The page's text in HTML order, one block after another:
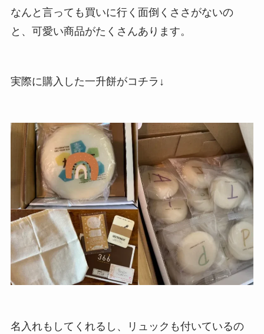
なんと言っても買いに行く面倒くささがないの
と、可愛い商品がたくさんあります。
実際に購入した一升餅がコチラ↓
名入れもしてくれるし、リュックも付いているの